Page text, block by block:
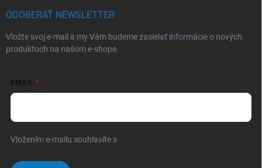
ODOBERAŤ NEWSLETTER
Vložte svoj e-mail a my Vám budeme zasielať informácie o nových
produktoch na našom e-shope.
EMAIL
Vložením e-mailu souhlasíte s